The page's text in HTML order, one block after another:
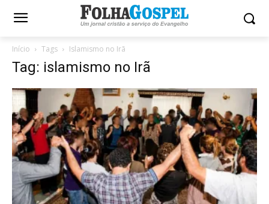
Início Tags Islamismo no Irã
Tag: islamismo no Irã